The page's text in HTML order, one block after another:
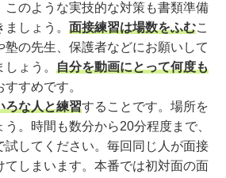
このような実技的な対策も書類準備
しょう。 面接練習は場数をふむこ
塾の先生、保護者などにお願いして
ょう。 自分を動画にとって何度も
すすめです。
ろな人と練習することです。場所を
。時間も数分から20分程度まで、
試してください。毎回同じ人が面接
てしまいます。本番では初対面の面